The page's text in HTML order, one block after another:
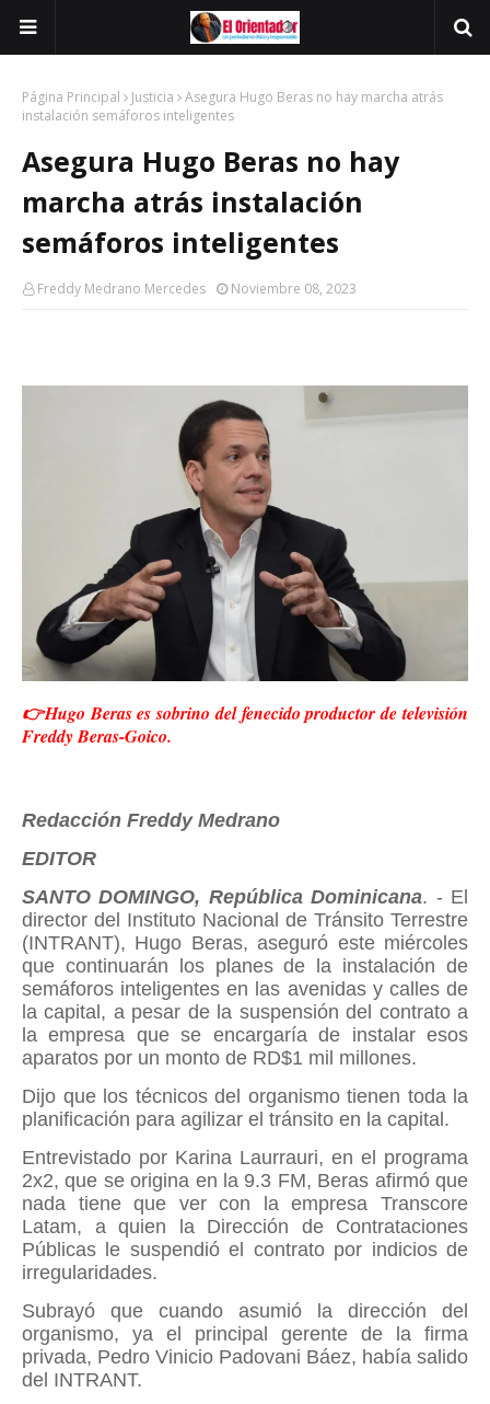
Página Principal Justicia
Asegura Hugo Beras no hay marcha atrás
instalación semáforos inteligentes
Asegura Hugo Beras no hay
marcha atrás instalación
semáforos inteligentes
Freddy Medrano Mercedes Noviembre 08, 2023
👉Hugo Beras es sobrino del fenecido productor de televisión
Freddy Beras-Goico.
Redacción Freddy Medrano
EDITOR
SANTO DOMINGO, República Dominicana. - El
director del Instituto Nacional de Tránsito Terrestre
(INTRANT), Hugo Beras, aseguró este miércoles
que continuarán los planes de la instalación de
semáforos inteligentes en las avenidas y calles de
la capital, a pesar de la suspensión del contrato a
la empresa que se encargaría de instalar esos
aparatos por un monto de RD$1 mil millones.
Dijo que los técnicos del organismo tienen toda la
planificación para agilizar el tránsito en la capital.
Entrevistado por Karina Laurrauri, en el programa
2x2, que se origina en la 9.3 FM, Beras afirmó que
nada tiene que ver con la empresa Transcore
Latam, a quien la Dirección de Contrataciones
Públicas le suspendió el contrato por indicios de
irregularidades.
Subrayó que cuando asumió la dirección del
organismo, ya el principal gerente de la firma
privada, Pedro Vinicio Padovani Báez, había salido
del INTRANT.